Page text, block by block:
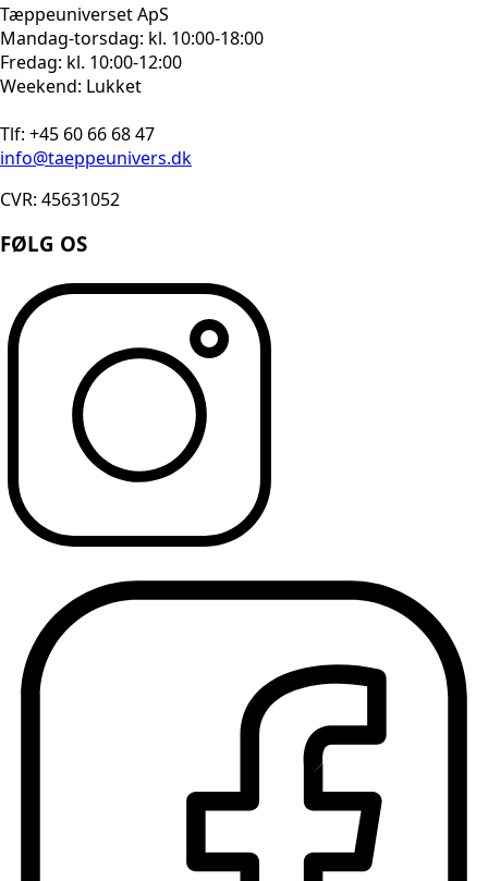
Tæppeuniverset ApS
Mandag-torsdag: kl. 10:00-18:00
Fredag: kl. 10:00-12:00
Weekend: Lukket
Tlf: +45 60 66 68 47
info@taeppeunivers.dk
CVR: 45631052
FØLG OS